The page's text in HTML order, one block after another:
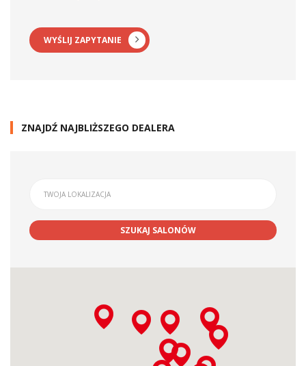
WYŚLIJ ZAPYTANIE
ZNAJDŹ NAJBLIŻSZEGO DEALERA
SZUKAJ SALONÓW